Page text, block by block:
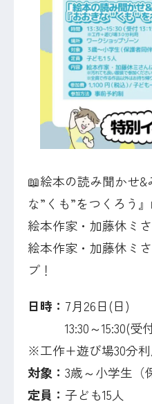
📖絵本の読み聞かせ
な”くも”をつくろう
絵本作家・加藤休ミ
絵本作家・加藤休ミ
プ！
日時： 7月26日(日)
13:30～15:30(受付
※工作+遊び場30分利
対象： 3歳～小学生（
定員： 子ども15人